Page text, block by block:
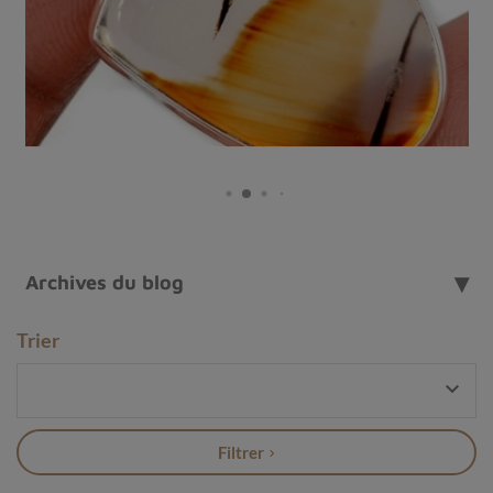
cœur avec sagesse ; en
bracelet
, elle diffuse ses
vibrations protectrices au fil des gestes ; en
bague
, elle
incarne lavision intérieure force tranquille
Chaque pièce est une alliance entre
élégance minérale
puissance énergétique
Archives du blog
Trier

Filtrer